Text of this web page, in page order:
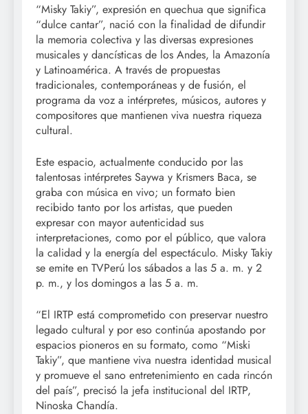
“Misky Takiy”, expresión en quechua que significa
“dulce cantar”, nació con la finalidad de difundir
la memoria colectiva y las diversas expresiones
musicales y dancísticas de los Andes, la Amazonía
y Latinoamérica. A través de propuestas
tradicionales, contemporáneas y de fusión, el
programa da voz a intérpretes, músicos, autores y
compositores que mantienen viva nuestra riqueza
cultural.
Este espacio, actualmente conducido por las
talentosas intérpretes Saywa y Krismers Baca, se
graba con música en vivo; un formato bien
recibido tanto por los artistas, que pueden
expresar con mayor autenticidad sus
interpretaciones, como por el público, que valora
la calidad y la energía del espectáculo. Misky Takiy
se emite en TVPerú los sábados a las 5 a. m. y 2
p. m., y los domingos a las 5 a. m.
“El IRTP está comprometido con preservar nuestro
legado cultural y por eso continúa apostando por
espacios pioneros en su formato, como “Miski
Takiy”, que mantiene viva nuestra identidad musical
y promueve el sano entretenimiento en cada rincón
del país”, precisó la jefa institucional del IRTP,
Ninoska Chandía.